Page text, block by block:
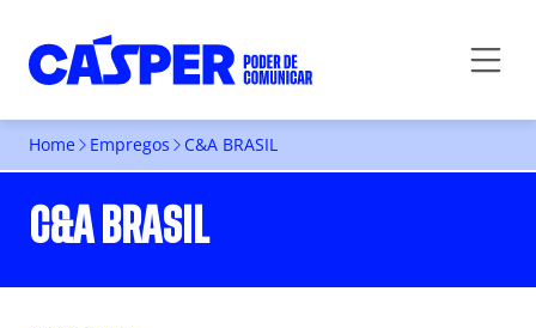
Home Empregos C&A BRASIL
C&A BRASIL